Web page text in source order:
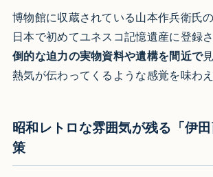
博物館に収蔵されている山本作兵衛氏
日本で初めてユネスコ記憶遺産に登録
倒的な迫力の実物資料や遺構を間近で
熱気が伝わってくるような感覚を味わえ
昭和レトロな雰囲気が残る「伊
策